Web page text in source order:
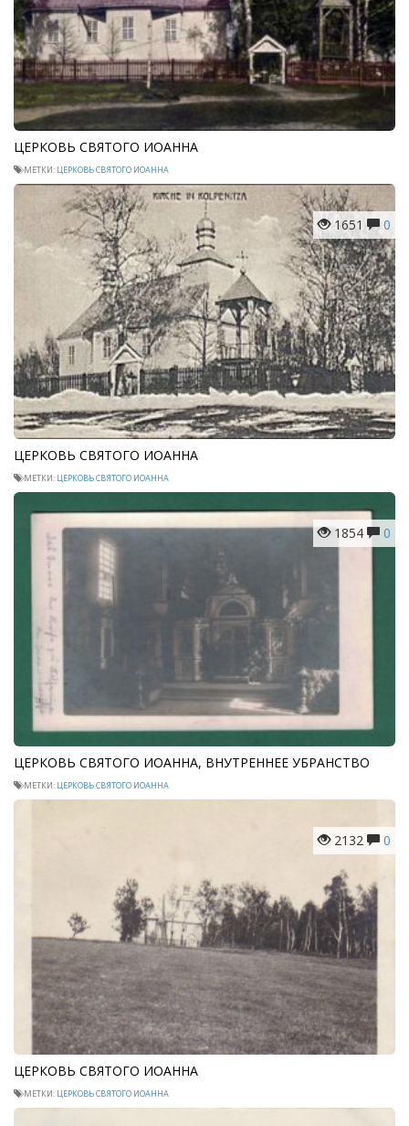
ЦЕРКОВЬ СВЯТОГО ИОАННА
МЕТКИ: ЦЕРКОВЬ СВЯТОГО ИОАННА
1651 0
ЦЕРКОВЬ СВЯТОГО ИОАННА
МЕТКИ: ЦЕРКОВЬ СВЯТОГО ИОАННА
1854 0
ЦЕРКОВЬ СВЯТОГО ИОАННА, ВНУТРЕННЕЕ УБРАНСТВО
МЕТКИ: ЦЕРКОВЬ СВЯТОГО ИОАННА
2132 0
ЦЕРКОВЬ СВЯТОГО ИОАННА
МЕТКИ: ЦЕРКОВЬ СВЯТОГО ИОАННА